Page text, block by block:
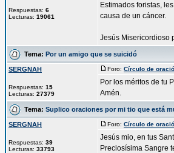
Respuestas: 6
Lecturas: 19061
Estimados foristas,
causa de un cáncer.
Jesús Misericordioso
Tema: Por un amigo que se suicidó
SERGNAH
Respuestas: 15
Lecturas: 27379
Foro: Círculo de
Por los méritos de tu
Amén.
Tema: Suplico oraciones por mi tio que está
SERGNAH
Respuestas: 39
Lecturas: 33793
Foro: Círculo de
Jesús mio, en tus
Preciosísima Sangre